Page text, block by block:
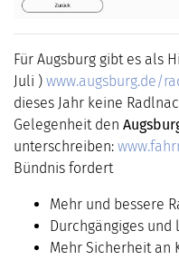
Für Augsburg gibt es als
Juli ) www.augsburg.de/
dieses Jahr keine
Gelegenheit den
unterschreiben:
Bündnis fordert
Mehr und bessere
Durchgängiges und
Mehr Sicherheit an